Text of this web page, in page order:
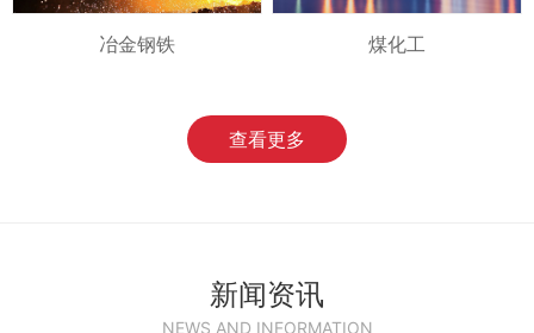
冶金钢铁 煤化工
查看更多
新闻资讯
NEWS AND INFORMATION